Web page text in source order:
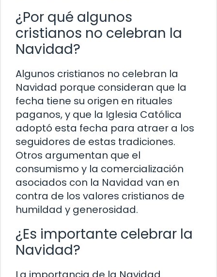
¿Por qué algunos
cristianos no celebran la
Navidad?
Algunos cristianos no celebran la
Navidad porque consideran que la
fecha tiene su origen en rituales
paganos, y que la Iglesia Católica
adoptó esta fecha para atraer a los
seguidores de estas tradiciones.
Otros argumentan que el
consumismo y la comercialización
asociados con la Navidad van en
contra de los valores cristianos de
humildad y generosidad.
¿Es importante celebrar la
Navidad?